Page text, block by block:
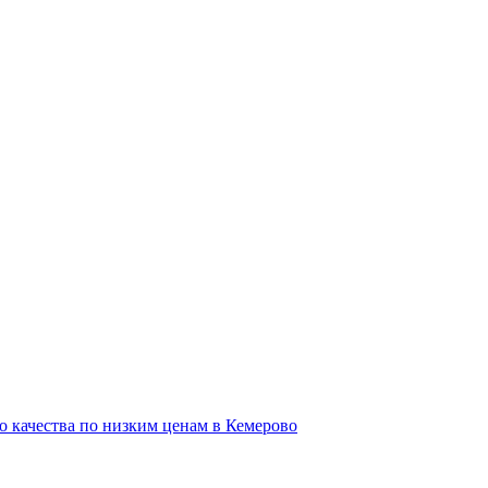
по низким ценам в Кемерово